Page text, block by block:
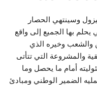
وسينتهي الحصار
يحلم بها الجميع إلى واقع
وخيره الذي
والمشروعة التي تتأتى
أمام ما يحصل وما
الضمير الوطني ومبادئ